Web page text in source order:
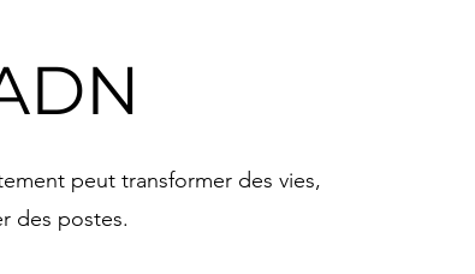
peut transformer des vies,
des postes.